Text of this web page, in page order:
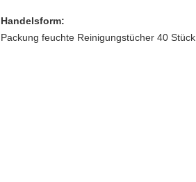
Handelsform:
Packung feuchte Reinigungstücher 40 Stück